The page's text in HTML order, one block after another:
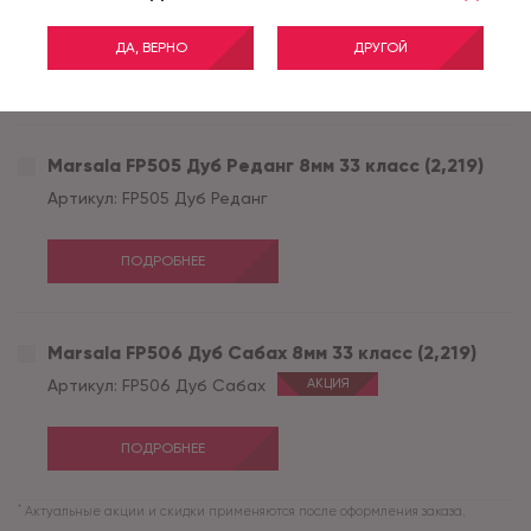
ДА, ВЕРНО ДРУГОЙ
ПОДРОБНЕЕ
Marsala FP505 Дуб Реданг 8мм 33 класс (2,219)
Артикул: FP505 Дуб Реданг
ПОДРОБНЕЕ
Marsala FP506 Дуб Сабах 8мм 33 класс (2,219)
Артикул: FP506 Дуб Сабах АКЦИЯ
ПОДРОБНЕЕ
* Актуальные акции и скидки применяются после оформления заказа.